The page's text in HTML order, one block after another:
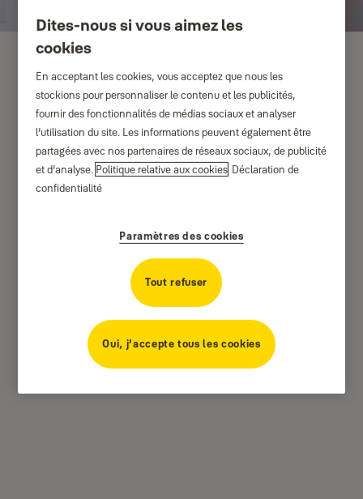
Dites-nous si vous aimez les
cookies
En acceptant les cookies, vous acceptez que nous les
stockions pour personnaliser le contenu et les publicités,
fournir des fonctionnalités de médias sociaux et analyser
l’utilisation du site. Les informations peuvent également être
partagées avec nos partenaires de réseaux sociaux, de publicité
et d’analyse. Politique relative aux cookies Déclaration de
confidentialité
Paramètres des cookies
Tout refuser
Oui, j’accepte tous les cookies